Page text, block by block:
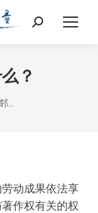
Search:
？
…
动成果依法享
作权有关的权